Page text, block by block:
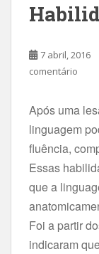
7 abril, 2016
comentário
Após uma
linguagem
fluência,
Essas
que a
Foi a partir
indicaram